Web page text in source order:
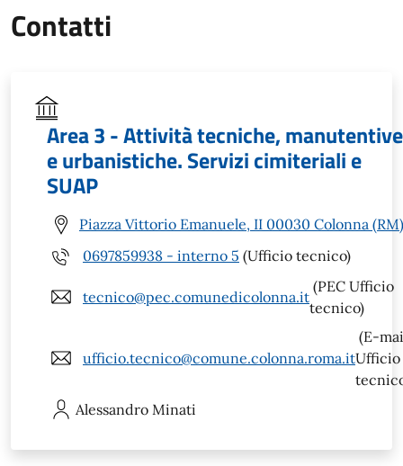
Contatti
Area 3 - Attività tecniche, manutentive
e urbanistiche. Servizi cimiteriali e
SUAP
Piazza Vittorio Emanuele, II 00030 Colonna (RM)
0697859938 - interno 5 (Ufficio tecnico)
tecnico@pec.comunedicolonna.it
(PEC Ufficio
tecnico)
ufficio.tecnico@comune.colonna.roma.it
(E-
Ufficio
Alessandro Minati